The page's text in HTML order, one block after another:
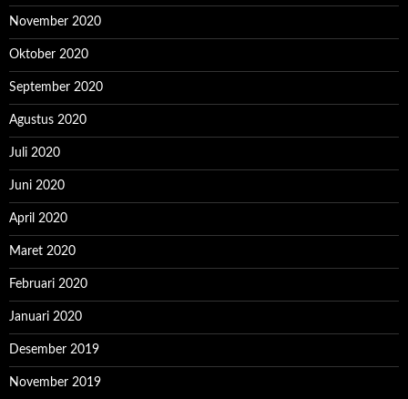
November 2020
Oktober 2020
September 2020
Agustus 2020
Juli 2020
Juni 2020
April 2020
Maret 2020
Februari 2020
Januari 2020
Desember 2019
November 2019